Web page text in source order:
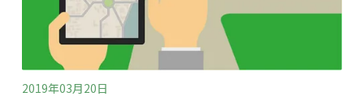
2019年03月20日